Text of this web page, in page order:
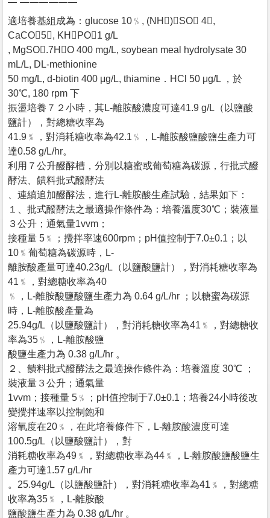
▔ ▔▔▔▔▔▔
適培養基組成為：glucose 10﹪, (NH)SO 4﹪,
CaCO5﹪, KHPO1 g/L
, MgSO.7HO 400 mg/L, soybean meal hydrolysate 30
mL/L, DL-methionine
50 mg/L, d-biotin 400 μg/L, thiamine．HCl 50 μg/L ，於
30℃, 180 rpm 下
振盪培養７２小時，其L-離胺酸濃度可達41.9 g/L（以鹽酸
鹽計），對總糖收率為
41.9﹪，對消耗糖收率為42.1﹪，L-離胺酸鹽酸鹽生產力可
達0.58 g/L/hr。
利用７公升醱酵槽，分別以糖蜜或葡萄糖為碳源，行批式醱
酵法、饋料批式醱酵法
、連續追加醱酵法，進行L-離胺酸生產試驗，結果如下：
１、批式醱酵法之最適操作條件為：培養溫度30℃；裝液量
３公升；通氣量1vvm；
接種量 5﹪；攪拌率速600rpm；pH值控制于7.0±0.1；以
10﹪葡萄糖為碳源時，L-
離胺酸產量可達40.23g/L（以鹽酸鹽計），對消耗糖收率為
41﹪，對總糖收率為40
﹪，L-離胺酸鹽酸鹽生產力為 0.64 g/L/hr ；以糖蜜為碳源
時，L-離胺酸產量為
25.94g/L（以鹽酸鹽計），對消耗糖收率為41﹪，對總糖收
率為35﹪，L-離胺酸鹽
酸鹽生產力為 0.38 g/L/hr 。
２、饋料批式醱酵法之最適操作條件為：培養溫度 30℃ ；
裝液量３公升；通氣量
1vvm；接種量 5﹪；pH值控制于7.0±0.1；培養24小時後改
變攪拌速率以控制飽和
溶氧度在20﹪，在此培養條件下，L-離胺酸濃度可達
100.5g/L（以鹽酸鹽計），對
消耗糖收率為49﹪，對總糖收率為44﹪，L-離胺酸鹽酸鹽生
產力可達1.57 g/L/hr
。25.94g/L（以鹽酸鹽計），對消耗糖收率為41﹪，對總糖
收率為35﹪，L-離胺酸
鹽酸鹽生產力為 0.38 g/L/hr 。